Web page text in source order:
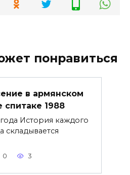
понравиться
в армянском
спитаке 1988
История каждого
складывается
0 3